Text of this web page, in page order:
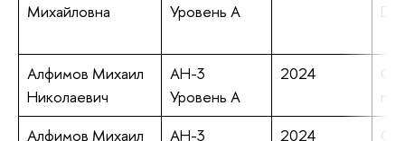
Михайловна
Уровень А
Алфимов Михаил
Николаевич
АН-3
Уровень А
2024
Алфимов Михаил
АН-3
2024 On